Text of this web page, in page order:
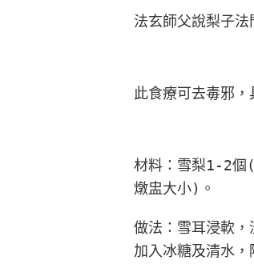
法玄師父說梨子
此食療可去毒邪，
材料：雪梨1-2個
燉盅大小)。
做法：雪耳浸軟，
加入冰糖及清水，